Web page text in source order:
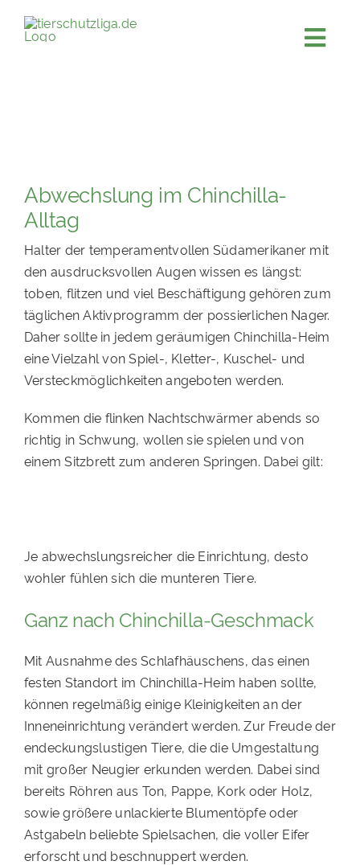
FÖRDERN & VERERBEN
4KIDS
TIERHEIME
PATENSCHAFTEN
RATGEBER
Abwechslung im Chinchilla-
Alltag
Halter der temperamentvollen Südamerikaner mit
den ausdrucksvollen Augen wissen es längst:
toben, flitzen und viel Beschäftigung gehören zum
täglichen Aktivprogramm der possierlichen Nager.
Daher sollte in jedem geräumigen Chinchilla-Heim
eine Vielzahl von Spiel-, Kletter-, Kuschel- und
Versteckmöglichkeiten angeboten werden.
Kommen die flinken Nachtschwärmer abends so
richtig in Schwung, wollen sie spielen und von
einem Sitzbrett zum anderen Springen. Dabei gilt:
Je abwechslungsreicher die Einrichtung, desto
wohler fühlen sich die munteren Tiere.
Ganz nach Chinchilla-Geschmack
Mit Ausnahme des Schlafhäuschens, das einen
festen Standort im Chinchilla-Heim haben sollte,
können regelmäßig einige Kleinigkeiten an der
Inneneinrichtung verändert werden. Zur Freude der
endeckungslustigen Tiere, die die Umgestaltung
mit großer Neugier erkunden werden. Dabei sind
bereits Röhren aus Ton, Pappe, Kork oder Holz,
sowie größere unlackierte Blumentöpfe oder
Astgabeln beliebte Spielsachen, die voller Eifer
erforscht und beschnuppert werden.